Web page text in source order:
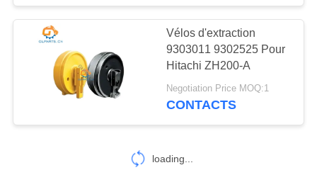
Excavatrice Valve
Moteur de
39
Vélos d'extraction
9303011 9302525 Pour
Hitachi ZH200-A
Negotiation Price MOQ:1
CONTACTS
loading...